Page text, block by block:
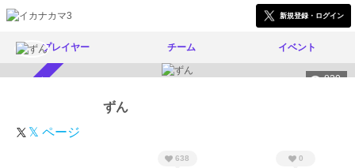
新規登録・ログイン
プレイヤー チーム イベント
830
ずん
𝕏 ページ
638 0